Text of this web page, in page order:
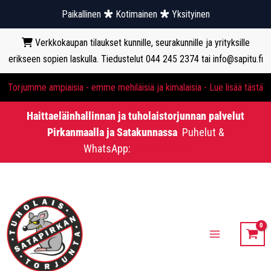
Paikallinen Kotimainen Yksityinen
Verkkokaupan tilaukset kunnille, seurakunnille ja yrityksille
erikseen sopien laskulla. Tiedustelut 044 245 2374 tai info@sapitu.fi
Torjumme ampiaisia - emme mehiläisiä ja kimalaisia - Lue lisää tästä
Haittaeläinhallinnan ja tuholaistorjunnan palvelut
Pirkanmaalla ja Satakunnassa Puhelut &
WhatsApp:
sisältöön